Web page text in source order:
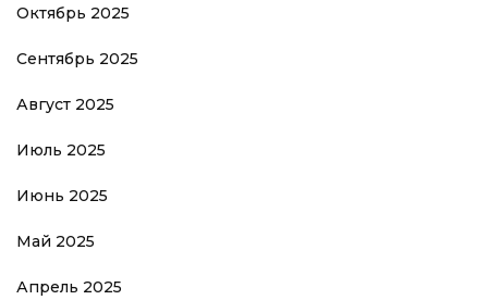
Октябрь 2025
Сентябрь 2025
Август 2025
Июль 2025
Июнь 2025
Май 2025
Апрель 2025